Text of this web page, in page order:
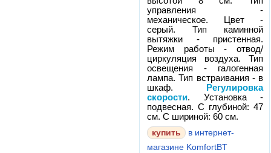
управления -
механическое. Цвет -
серый. Тип каминной
вытяжки - пристенная.
Режим работы - отвод/
циркуляция воздуха. Тип
освещения - галогенная
лампа. Тип встраивания - в
шкаф.
Регулировка
скорости. Установка -
подвесная. С глубиной: 47
см. С шириной: 60 см.
в интернет-
магазине KomfortBT